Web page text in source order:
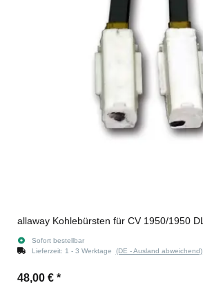
allaway Kohlebürsten für CV 1950/1950 DL
Sofort bestellbar
Lieferzeit: 1 - 3 Werktage (DE - Ausland abweichend)
48,00 € *